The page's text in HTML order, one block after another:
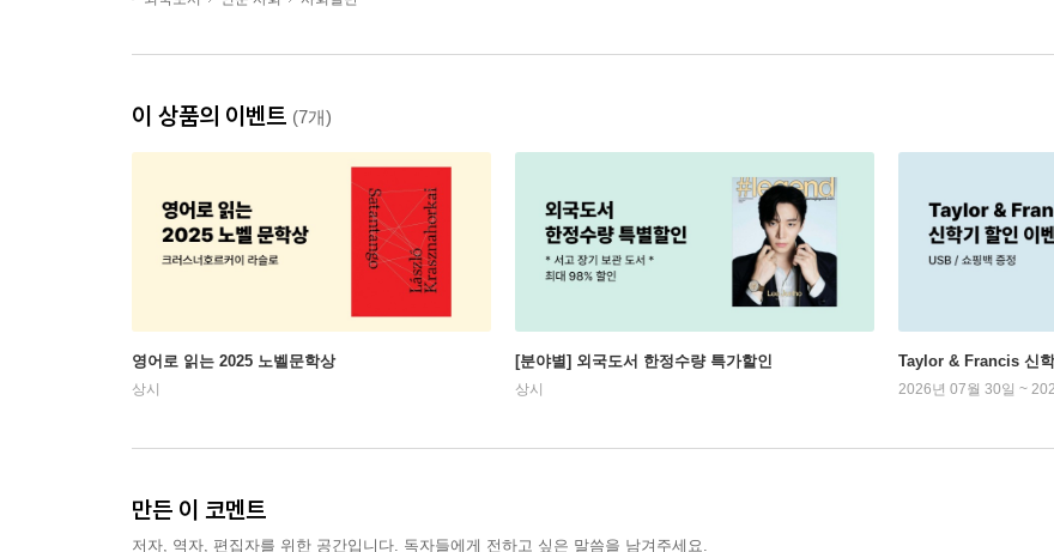
이 상품의 이벤트 (7개)
영어로 읽는 2025 노벨문학상
상시
[분야별] 외국도서 한정수량 특가할인
상시
Taylor & Francis 신
2026년 07월 30일 ~
만든 이 코멘트
저자, 역자, 편집자를 위한 공간입니다. 독자들에게 전하고 싶은 말씀을 남겨주세요.